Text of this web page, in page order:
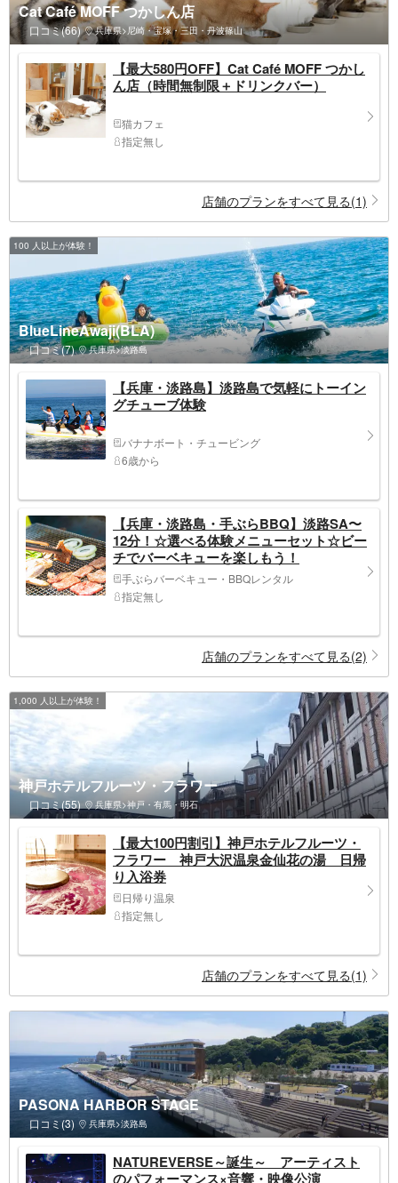
Cat Café MOFF つかしん店
口コミ(66) 兵庫県>尼崎・宝塚・三田・丹波篠山
【最大580円OFF】Cat Café MOFF つかし
ん店（時間無制限＋ドリンクバー）
猫カフェ
指定無し
店舗のプランをすべて見る(1)
100 人以上が体験！
BlueLineAwaji(BLA)
口コミ(7) 兵庫県>淡路島
【兵庫・淡路島】淡路島で気軽にトーイン
グチューブ体験
バナナボート・チュービング
6歳から
【兵庫・淡路島・手ぶらBBQ】淡路SA〜
12分！☆選べる体験メニューセット☆ビー
チでバーベキューを楽しもう！
手ぶらバーベキュー・BBQレンタル
指定無し
店舗のプランをすべて見る(2)
1,000 人以上が体験！
神戸ホテルフルーツ・フラワー
口コミ(55) 兵庫県>神戸・有馬・明石
【最大100円割引】神戸ホテルフルーツ・
フラワー 神戸大沢温泉金仙花の湯 日帰
り入浴券
日帰り温泉
指定無し
店舗のプランをすべて見る(1)
PASONA HARBOR STAGE
口コミ(3) 兵庫県>淡路島
NATUREVERSE～誕生～ アーティスト
のパフォーマンス×音響・映像公演